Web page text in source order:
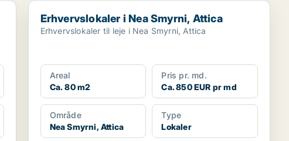
Erhvervslokaler i Nea Smyrni, Attica
Erhvervslokaler i Nea Smyrni, Attica
Erhvervslokaler til leje i Nea Smyrni, Attica
Areal
Ca. 80 m2
Pris pr. md.
Ca. 850 EUR pr md
Område
Nea Smyrni, Attica
Type
Lokaler